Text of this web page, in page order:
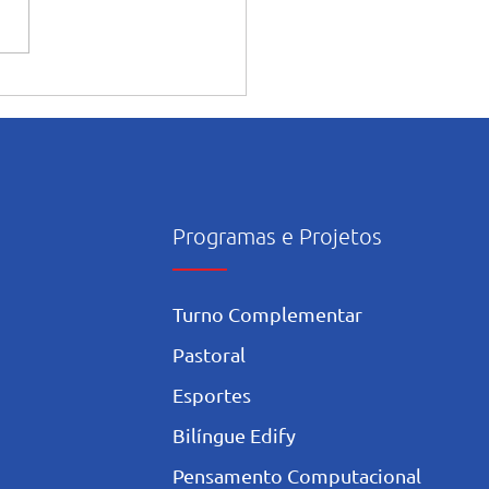
Programas e Projetos
Turno Complementar
Pastoral
Esportes
Bilíngue Edify
Pensamento Computacional